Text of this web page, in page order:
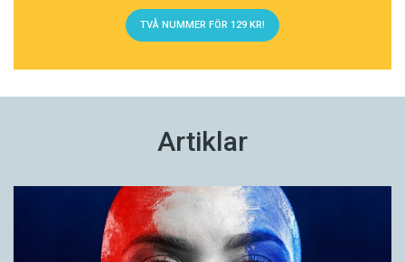
TVÅ NUMMER FÖR 129 KR!
Artiklar